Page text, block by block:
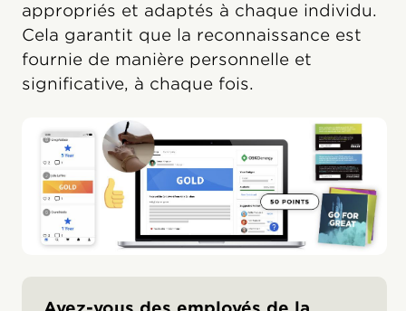
appropriés et adaptés à chaque individu.
Cela garantit que la reconnaissance est
fournie de manière personnelle et
significative, à chaque fois.